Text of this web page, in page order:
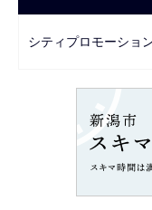
シティプロモーショ